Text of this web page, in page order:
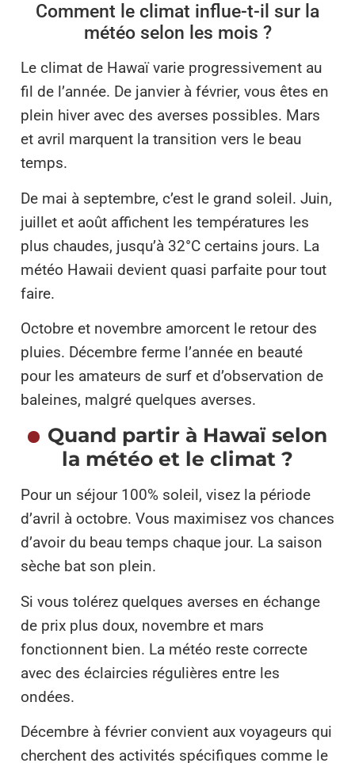
Comment le climat influe-t-il sur la
météo selon les mois ?
Le climat de Hawaï varie progressivement au
fil de l’année. De janvier à février, vous êtes en
plein hiver avec des averses possibles. Mars
et avril marquent la transition vers le beau
temps.
De mai à septembre, c’est le grand soleil. Juin,
juillet et août affichent les températures les
plus chaudes, jusqu’à 32°C certains jours. La
météo Hawaii devient quasi parfaite pour tout
faire.
Octobre et novembre amorcent le retour des
pluies. Décembre ferme l’année en beauté
pour les amateurs de surf et d’observation de
baleines, malgré quelques averses.
Quand partir à Hawaï selon
la météo et le climat ?
Pour un séjour 100% soleil, visez la période
d’avril à octobre. Vous maximisez vos chances
d’avoir du beau temps chaque jour. La saison
sèche bat son plein.
Si vous tolérez quelques averses en échange
de prix plus doux, novembre et mars
fonctionnent bien. La météo reste correcte
avec des éclaircies régulières entre les
ondées.
Décembre à février convient aux voyageurs qui
cherchent des activités spécifiques comme le